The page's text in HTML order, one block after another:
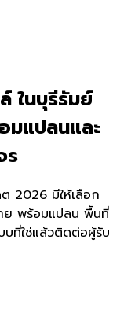
ในบุรีรัมย์
มแปลนและ
ร
2026 มีให้เลือก
ย พร้อมแปลน พื้นที่
บที่ใช่แล้วติดต่อผู้รับ